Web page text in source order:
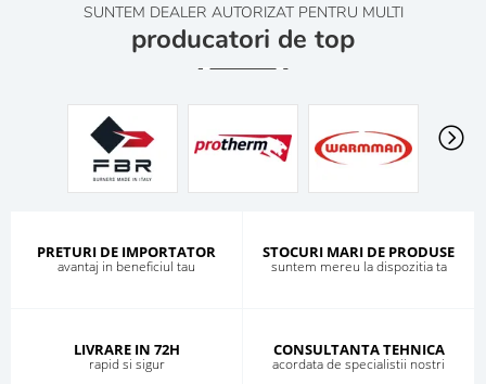
SUNTEM DEALER AUTORIZAT PENTRU MULTI
producatori de top
PRETURI DE IMPORTATOR
avantaj in beneficiul tau
STOCURI MARI DE PRODUSE
suntem mereu la dispozitia ta
LIVRARE IN 72H
rapid si sigur
CONSULTANTA TEHNICA
acordata de specialistii nostri